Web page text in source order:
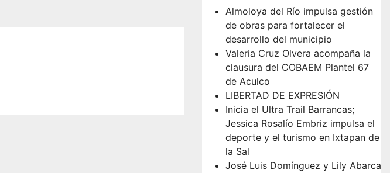
Almoloya del Río impulsa gestión
de obras para fortalecer el
desarrollo del municipio
Valeria Cruz Olvera acompaña la
clausura del COBAEM Plantel 67
de Aculco
LIBERTAD DE EXPRESIÓN
Inicia el Ultra Trail Barrancas;
Jessica Rosalío Embriz impulsa el
deporte y el turismo en Ixtapan de
la Sal
José Luis Domínguez y Lily Abarca